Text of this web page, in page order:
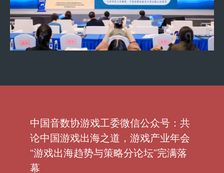
中国音数协游戏工委微信公众号： 共
论中国游戏出海之道，游戏产业年会
“游戏出海趋势与策略分论坛”完满落
幕